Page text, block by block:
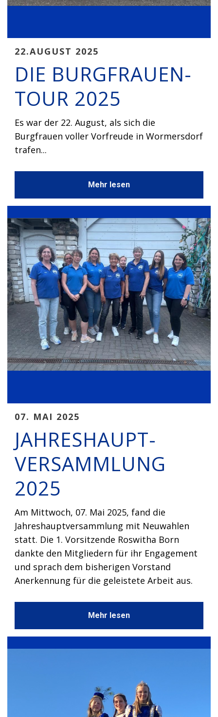
22.AUGUST 2025
DIE BURGFRAUEN-
TOUR 2025
Es war der 22. August, als sich die
Burgfrauen voller Vorfreude in Wormersdorf
trafen...
Mehr lesen
07. MAI 2025
JAHRESHAUPT-
VERSAMMLUNG
2025
Am Mittwoch, 07. Mai 2025, fand die
Jahreshauptversammlung mit Neuwahlen
statt. Die 1. Vorsitzende Roswitha Born
dankte den Mitgliedern für ihr Engagement
und sprach dem bisherigen Vorstand
Anerkennung für die geleistete Arbeit aus.
Mehr lesen